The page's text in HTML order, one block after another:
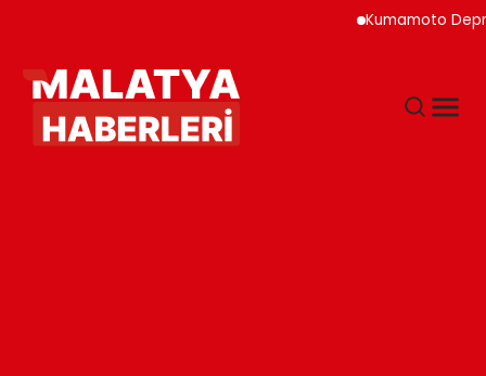
Kumamoto